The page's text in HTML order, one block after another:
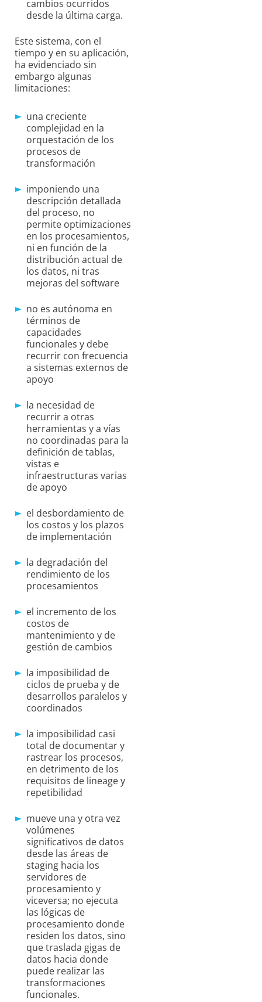
cambios ocurridos
desde la última carga.
Este sistema, con el
tiempo y en su aplicación,
ha evidenciado sin
embargo algunas
limitaciones:
una creciente
complejidad en la
orquestación de los
procesos de
transformación
imponiendo una
descripción detallada
del proceso, no
permite optimizaciones
en los procesamientos,
ni en función de la
distribución actual de
los datos, ni tras
mejoras del software
no es autónoma en
términos de
capacidades
funcionales y debe
recurrir con frecuencia
a sistemas externos de
apoyo
la necesidad de
recurrir a otras
herramientas y a vías
no coordinadas para la
definición de tablas,
vistas e
infraestructuras varias
de apoyo
el desbordamiento de
los costos y los plazos
de implementación
la degradación del
rendimiento de los
procesamientos
el incremento de los
costos de
mantenimiento y de
gestión de cambios
la imposibilidad de
ciclos de prueba y de
desarrollos paralelos y
coordinados
la imposibilidad casi
total de documentar y
rastrear los procesos,
en detrimento de los
requisitos de lineage y
repetibilidad
mueve una y otra vez
volúmenes
significativos de datos
desde las áreas de
staging hacia los
servidores de
procesamiento y
viceversa; no ejecuta
las lógicas de
procesamiento donde
residen los datos, sino
que traslada gigas de
datos hacia donde
puede realizar las
transformaciones
funcionales.